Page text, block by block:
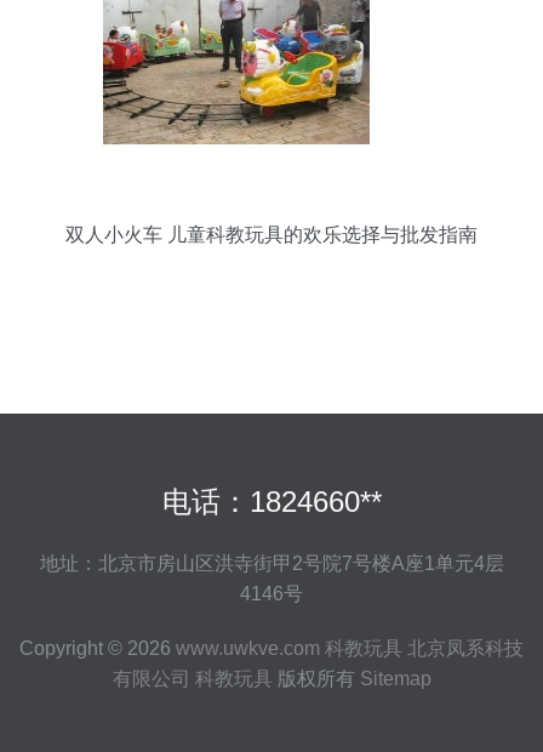
双人小火车 儿童科教玩具的欢乐选择与批发指南
电话：1824660**
地址：北京市房山区洪寺街甲2号院7号楼A座1单元4层
4146号
Copyright © 2026 www.uwkve.com 科教玩具 北京凤系科技
有限公司 科教玩具 版权所有 Sitemap